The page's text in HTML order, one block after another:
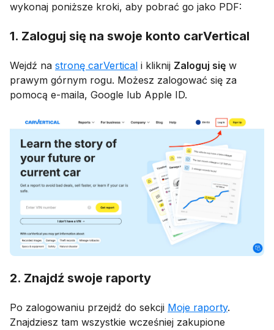
wykonaj poniższe kroki, aby pobrać go jako PDF:
1. Zaloguj się na swoje konto carVertical
Wejdź na stronę carVertical i kliknij Zaloguj się w
prawym górnym rogu. Możesz zalogować się za
pomocą e-maila, Google lub Apple ID.
2. Znajdź swoje raporty
Po zalogowaniu przejdź do sekcji Moje raporty.
Znajdziesz tam wszystkie wcześniej zakupione